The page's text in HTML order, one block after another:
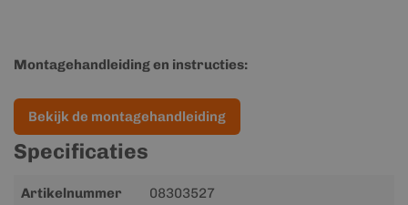
Montagehandleiding en instructies:
Bekijk de montagehandleiding
Specificaties
Meer
Artikelnummer 08303527